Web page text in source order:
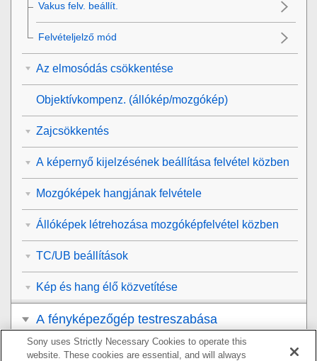
Vakus felv. beállít.
Felvételjelző mód
Az elmosódás csökkentése
Objektívkompenz. (állókép/mozgókép)
Zajcsökkentés
A képernyő kijelzésének beállítása felvétel közben
Mozgóképek hangjának felvétele
Állóképek létrehozása mozgóképfelvétel közben
TC/UB beállítások
Kép és hang élő közvetítése
A fényképezőgép testreszabása
Megtekintés
Sony uses Strictly Necessary Cookies to operate this
website. These cookies are essential, and will always